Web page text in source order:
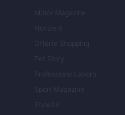
Motor Magazine
Notizie.it
Offerte Shopping
Pet Story
Professione Lavoro
Sport Magazine
Style24